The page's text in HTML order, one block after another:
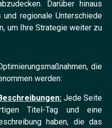
Darüber hinaus
regionale Unterschiede
um Ihre Strategie weiter zu
die
werden:
Jede Seite
Titel-Tag und eine
haben, die das